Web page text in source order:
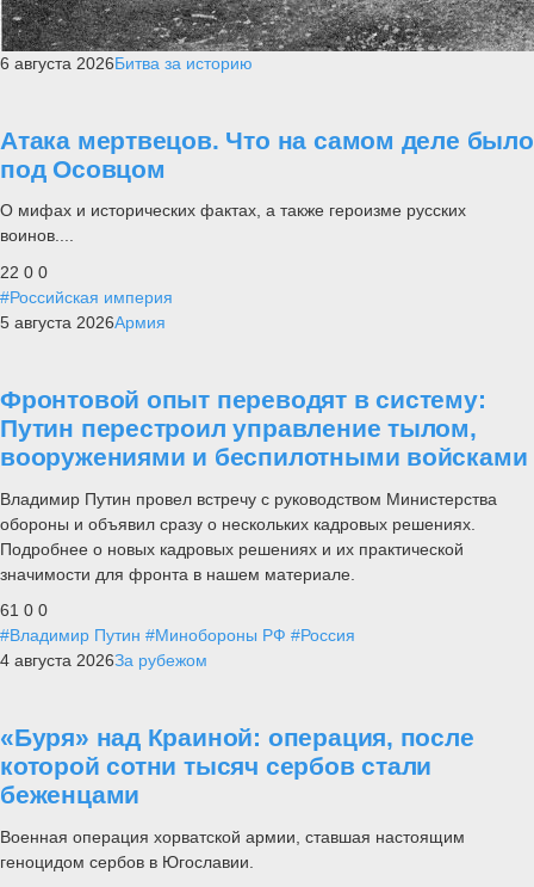
6 августа 2026Битва за историю
Атака мертвецов. Что на самом деле было
под Осовцом
О мифах и исторических фактах, а также героизме русских
воинов....
22 0 0
#Российская империя
5 августа 2026Армия
Фронтовой опыт переводят в систему:
Путин перестроил управление тылом,
вооружениями и беспилотными войсками
Владимир Путин провел встречу с руководством Министерства
обороны и объявил сразу о нескольких кадровых решениях.
Подробнее о новых кадровых решениях и их практической
значимости для фронта в нашем материале.
61 0 0
#Владимир Путин #Минобороны РФ #Россия
4 августа 2026За рубежом
«Буря» над Краиной: операция, после
которой сотни тысяч сербов стали
беженцами
Военная операция хорватской армии, ставшая настоящим
геноцидом сербов в Югославии.